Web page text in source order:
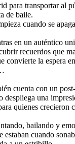
para transportar al
de baile.
cuando se
en un auténtico
recuerdos que
convierte la espera
cuenta con un
despliega una
quienes crecieron
bailando y
estaban cuando